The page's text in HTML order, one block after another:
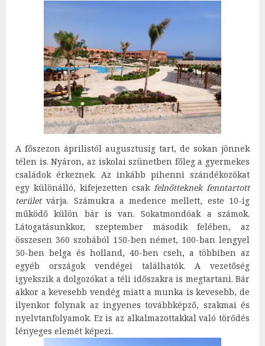
A főszezon áprilistól augusztusig tart, de sokan jönnek
télen is. Nyáron, az iskolai szünetben főleg a gyermekes
családok érkeznek. Az inkább pihenni szándékozókat
egy különálló, kifejezetten csak felnőtteknek fenntartott
területvárja. Számukra a medence mellett, este 10-ig
működő külön bár is van. Sokatmondóak a számok.
Látogatásunkkor, szeptember második felében, az
összesen 360 szobából 150-ben német, 100-ban lengyel
50-ben belga és holland, 40-ben cseh, a többiben az
egyéb országok vendégei találhatók. A vezetőség
igyekszik a dolgozókat a téli időszakra is megtartani. Bár
akkor a kevesebb vendég miatt a munka is kevesebb, de
ilyenkor folynak az ingyenes továbbképző, szakmai és
nyelvtanfolyamok. Ez is az alkalmazottakkal való törődés
lényeges elemét képezi.